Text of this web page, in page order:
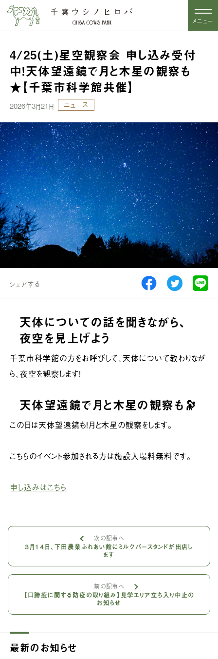
メニュー
4/25(土)星空観察会 申し込み受付
中！天体望遠鏡で月と木星の観察も
★【千葉市科学館共催】
2026年3月21日 ニュース
シェアする
天体についての話を聞きながら、
夜空を見上げよう
千葉市科学館の方をお呼びして、天体について教わりなが
ら、夜空を観察します！
天体望遠鏡で月と木星の観察も🔭
この日は天体望遠鏡も！月と木星の観察をします。
こちらのイベント参加される方は施設入場料無料です。
申し込みはこちら
次の記事へ
3月14日、下田農業ふれあい館にミルクバースタンドが出店し
ます
前の記事へ
【口蹄疫に関する防疫の取り組み】見学エリア立ち入り中止の
お知らせ
最新のお知らせ